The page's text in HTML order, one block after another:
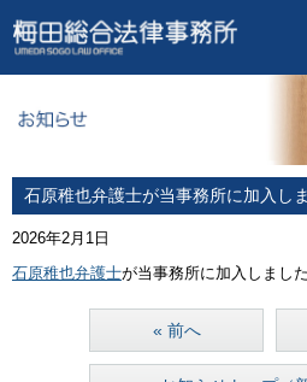
石原稚也弁護士が当事務所に加入しま
2026年2月1日
石原稚也弁護士が当事務所に加入しました
« 前へ